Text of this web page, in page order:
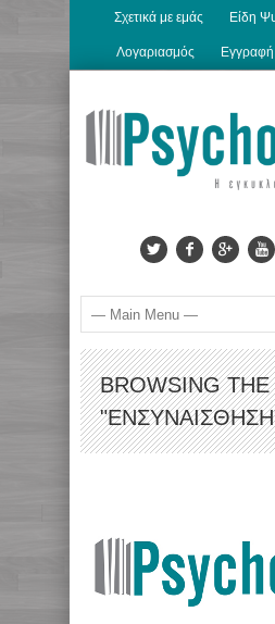
Σχετικά με εμάς Είδη
Λογαριασμός Εγγραφή
BROWSING THE